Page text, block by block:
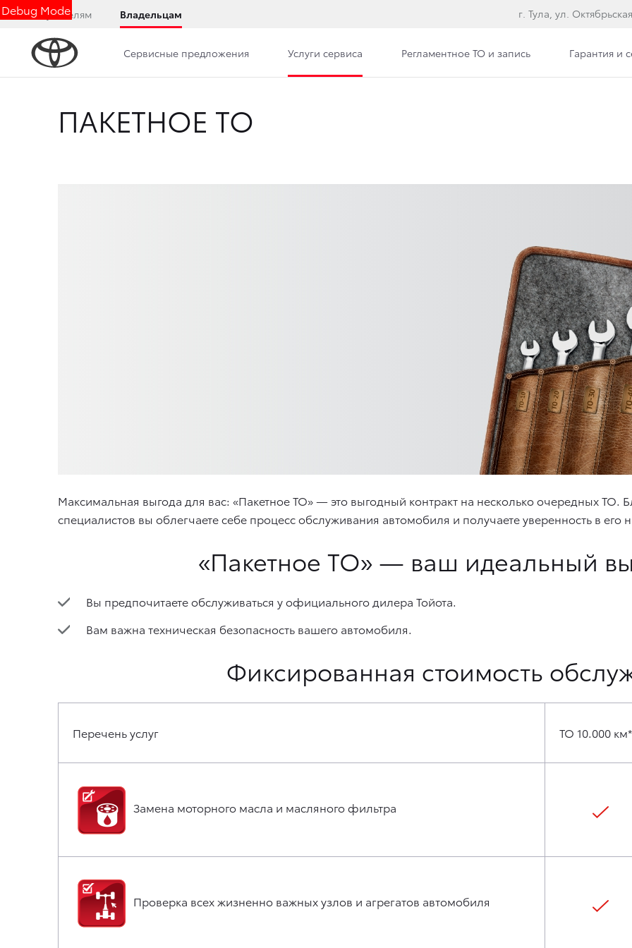
Debug Mode
Покупателям Владельцам г. Тула, ул.
Сервисные предложения Услуги сервиса Регламентное ТО и запись Гарантия и
ПАКЕТНОЕ ТО
Максимальная выгода для вас: «Пакетное ТО» — это выгодный контракт на несколько очередных ТО.
специалистов вы облегчаете себе процесс обслуживания автомобиля и получаете уверенность в его
«Пакетное ТО» — ваш идеальный
Вы предпочитаете обслуживаться у официального дилера Тойота.
Вам важна техническая безопасность вашего автомобиля.
Фиксированная стоимость
Перечень услуг ТО 10.000 км*
Замена моторного масла и масляного фильтра
Проверка всех жизненно важных узлов и агрегатов автомобиля